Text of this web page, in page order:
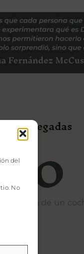
del
No
entregadas
compra de un